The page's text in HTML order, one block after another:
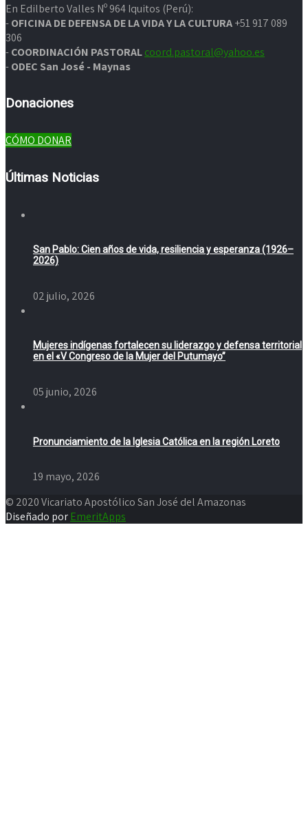
En Edilberto Valles Nº 964 Iquitos (Perú):
-OFICINA DE DEFENSA DE LA VIDA Y LA CULTURA+51 917 089
306
-COORDINACIÓN PASTORALcoord.pastoral@yahoo.es
-ODEC San José - Maynas
Donaciones
CÓMO DONAR
Últimas Noticias
San Pablo: Cien años de vida, resiliencia y esperanza (1926–
2026)
02 julio, 2026
Mujeres indígenas fortalecen su liderazgo y defensa territorial
en el «V Congreso de la Mujer del Putumayo”
05 junio, 2026
Pronunciamiento de la Iglesia Católica en la región Loreto
19 mayo, 2026
© 2020 Vicariato Apostólico San José del Amazonas
Diseñado por EmeritApps